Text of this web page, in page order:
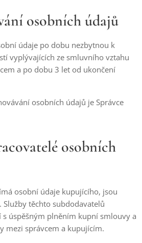
osobních údajů
údaje po dobu nezbytnou k
vyplývajících ze smluvního vztahu
a po dobu 3 let od ukončení
osobních údajů je Správce
osobních
osobní údaje kupujícího, jsou
Služby těchto subdodavatelů
s úspěšným plněním kupní smlouvy a
mezi správcem a kupujícím.